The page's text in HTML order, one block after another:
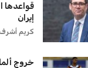
قواعدها
إيران
كريم
خروج